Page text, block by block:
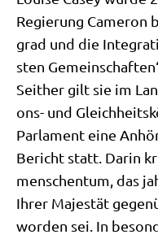
Regie­rung
grad und die
sten
Seit­her gilt sie im
ons- und
Par­la­ment eine
Bericht statt. Dar­in
men­schen­tum, das
Ihrer Maje­stät
wor­den sei. In